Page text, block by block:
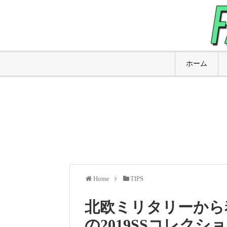
ホーム
Home TIPS
北欧ミリタリーか